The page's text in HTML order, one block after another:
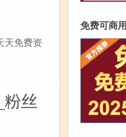
天免费资
丝
免费可商